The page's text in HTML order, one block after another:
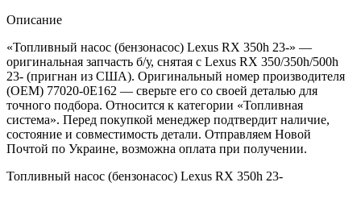
Описание
«Топливный насос (бензонасос) Lexus RX 350h 23-» —
оригинальная запчасть б/у, снятая с Lexus RX 350/350h/500h
23- (пригнан из США). Оригинальный номер производителя
(OEM) 77020-0E162 — сверьте его со своей деталью для
точного подбора. Относится к категории «Топливная
система». Перед покупкой менеджер подтвердит наличие,
состояние и совместимость детали. Отправляем Новой
Почтой по Украине, возможна оплата при получении.
Топливный насос (бензонасос) Lexus RX 350h 23-